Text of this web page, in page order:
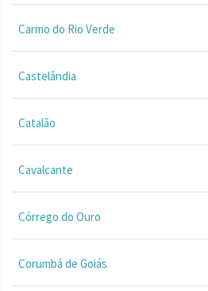
Carmo do Rio Verde
Castelândia
Catalão
Cavalcante
Córrego do Ouro
Corumbá de Goiás